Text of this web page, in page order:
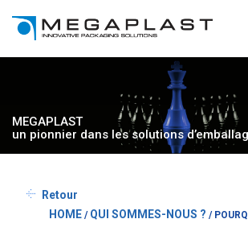
MEGAPLAST
un pionnier dans les solutions
Retour
HOME / QUI SOMMES-NOUS ? /